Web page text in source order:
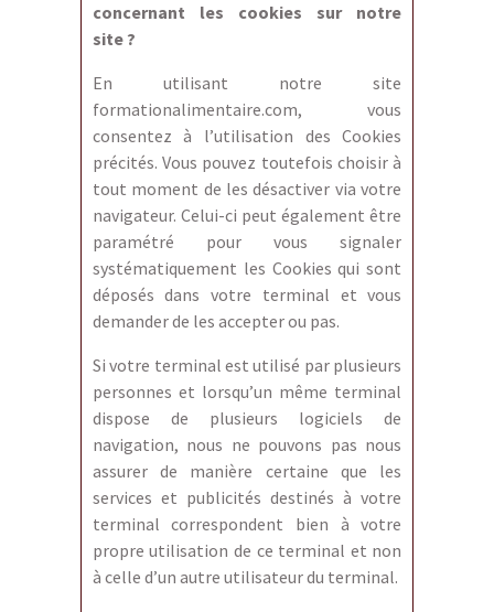
concernant les cookies sur notre
site ?
En utilisant notre site
formationalimentaire.com, vous
consentez à l’utilisation des Cookies
précités. Vous pouvez toutefois choisir à
tout moment de les désactiver via votre
navigateur. Celui-ci peut également être
paramétré pour vous signaler
systématiquement les Cookies qui sont
déposés dans votre terminal et vous
demander de les accepter ou pas.
Si votre terminal est utilisé par plusieurs
personnes et lorsqu’un même terminal
dispose de plusieurs logiciels de
navigation, nous ne pouvons pas nous
assurer de manière certaine que les
services et publicités destinés à votre
terminal correspondent bien à votre
propre utilisation de ce terminal et non
à celle d’un autre utilisateur du terminal.